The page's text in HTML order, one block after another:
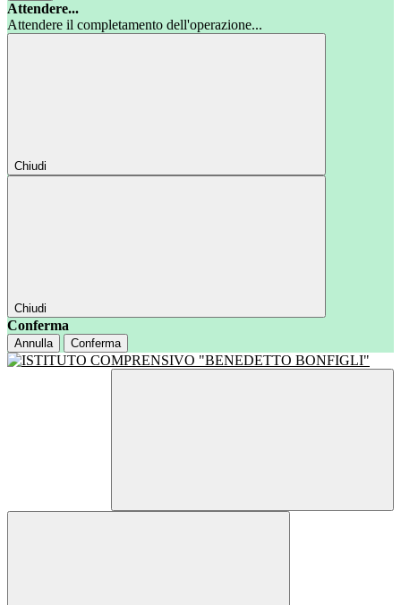
Attendere...
Attendere il completamento dell'operazione...
Chiudi
Chiudi
Conferma
Annulla Conferma